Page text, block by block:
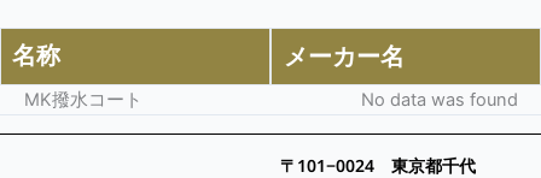
名称 メーカー名
MK撥水コート No data was found
〒101−0024 東京都千代